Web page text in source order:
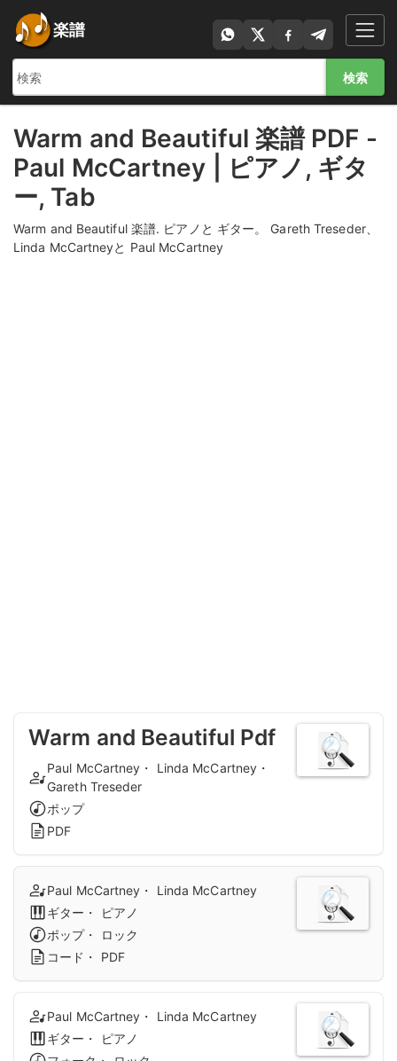
楽譜
検索
Warm and Beautiful 楽譜 PDF -
Paul McCartney | ピアノ, ギタ
ー, Tab
Warm and Beautiful 楽譜. ピアノと ギター。 Gareth Treseder、
Linda McCartneyと Paul McCartney
Warm and Beautiful Pdf
Paul McCartney・ Linda McCartney・
Gareth Treseder
ポップ
PDF
Paul McCartney・ Linda McCartney
ギター・ ピアノ
ポップ・ ロック
コード・ PDF
Paul McCartney・ Linda McCartney
ギター・ ピアノ